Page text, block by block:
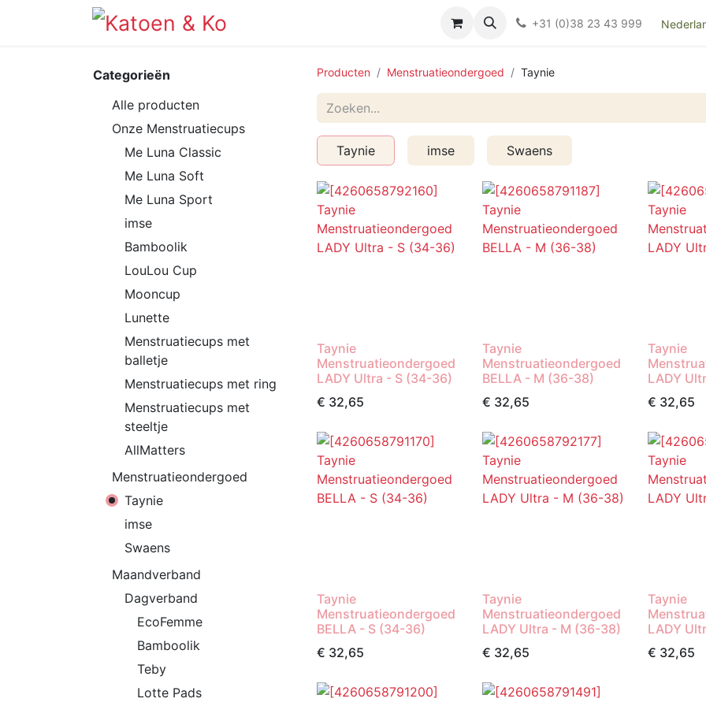
Kieswijzer nacht- en kraamverband
+31 (0)38 23 43 999
Categorieën
Alle producten
Onze Menstruatiecups
Me Luna Classic
Me Luna Soft
Me Luna Sport
imse
Bamboolik
LouLou Cup
Mooncup
Lunette
Menstruatiecups met
balletje
Menstruatiecups met ring
Menstruatiecups met
steeltje
AllMatters
Menstruatieondergoed
Taynie
imse
Swaens
Maandverband
Dagverband
EcoFemme
Bamboolik
Teby
Lotte Pads
Producten Menstruatieondergoed Taynie
Taynie imse Swaens
Taynie
Menstruatieondergoed
LADY Ultra - S (34-36)
€ 32,65
Taynie
Menstruatieondergoed
BELLA - M (36-38)
€ 32,65
Taynie
LADY
€ 32,65
Taynie
Menstruatieondergoed
BELLA - S (34-36)
€ 32,65
Taynie
Menstruatieondergoed
LADY Ultra - M (36-38)
€ 32,65
Taynie
LADY
€ 32,65